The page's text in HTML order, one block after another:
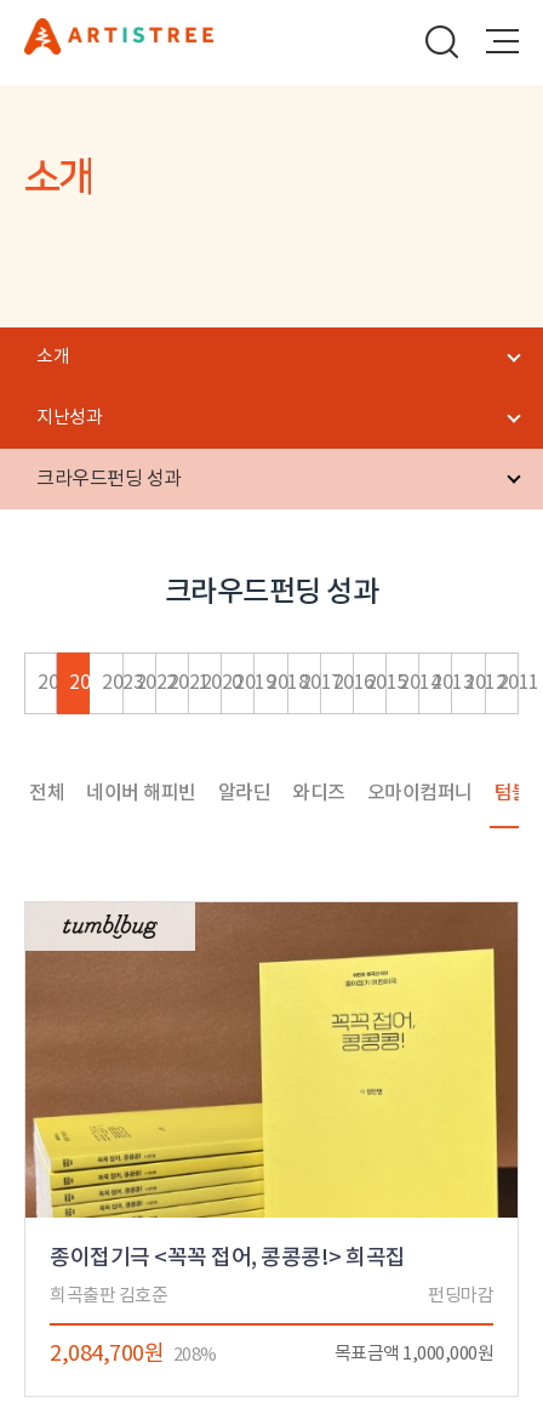
소개
소개
지난성과
크라우드펀딩 성과
크라우드펀딩 성과
202520242023202220212020201920182017201620152014201320122011
전체 네이버 해피빈 알라딘 와디즈 오마이컴퍼니 텀블
종이접기극 <꼭꼭 접어, 콩콩콩!> 희곡집
희곡출판 김호준 펀딩마감
2,084,700원 208% 목표금액 1,000,000원